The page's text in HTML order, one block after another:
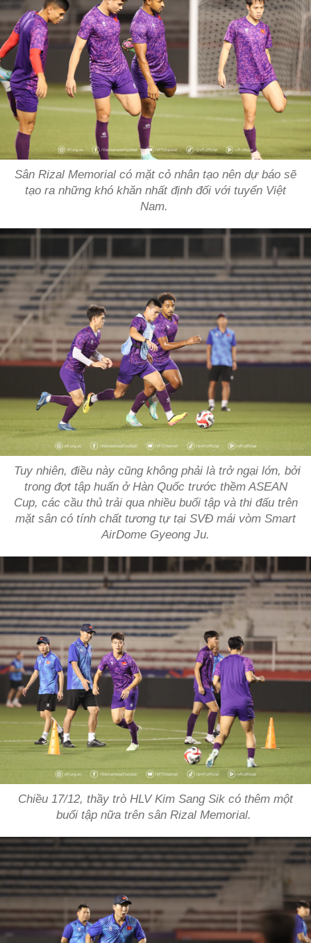
Sân Rizal Memorial có mặt cỏ nhân tạo nên dự báo sẽ
tạo ra những khó khăn nhất định đối với tuyển Việt
Nam.
Tuy nhiên, điều này cũng không phải là trở ngại lớn, bởi
trong đợt tập huấn ở Hàn Quốc trước thềm ASEAN
Cup, các cầu thủ trải qua nhiều buổi tập và thi đấu trên
mặt sân có tính chất tương tự tại SVĐ mái vòm Smart
AirDome Gyeong Ju.
Chiều 17/12, thầy trò HLV Kim Sang Sik có thêm một
buổi tập nữa trên sân Rizal Memorial.